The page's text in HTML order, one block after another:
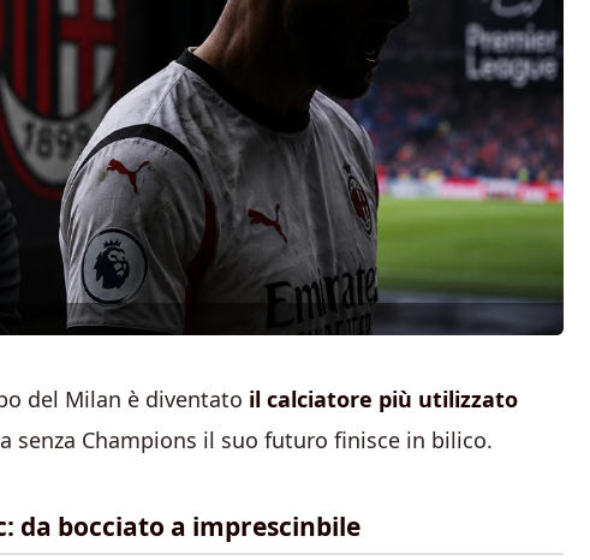
del Milan è diventato il calciatore più utilizzato
senza Champions il suo futuro finisce in bilico.
da bocciato a imprescinbile